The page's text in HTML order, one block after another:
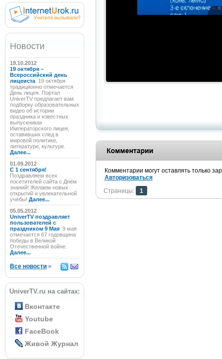
Новости
19.10.2012
19 октября –
Всероссийский день
лицеиста 19 октября
традиционно отмечается
День лицея. Портал
UniverTV предлагает вам
подборку образовательных
видео об истории
праздника и известных
выпускниках
Императорского лицея,
оставивших след в
мировой политике,
литературе, культуре.
Далее...
01.09.2012
C 1 сентября!
Поздравляем всех
посетителей сайта с Днём
знаний! Желаем новых
открытий и увлекательной
учёбы! Далее...
05.05.2012
UniverTV поздравляет
пользователей с
праздником 9 Мая 9 мая
отмечается 67 годовщина
победы в Великой
Отечественной войне.
Далее...
Все новости »
UniverTV.ru на сайтах:
Вконтакте
Youtube
FaceBook
Живой Журнал
Комментарии могут оставлять только
Авторизоваться
Страницы:
1